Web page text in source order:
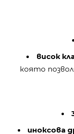
висок
която
иноксова